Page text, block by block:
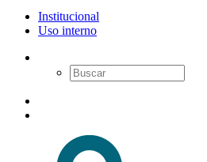
Institucional
Uso interno